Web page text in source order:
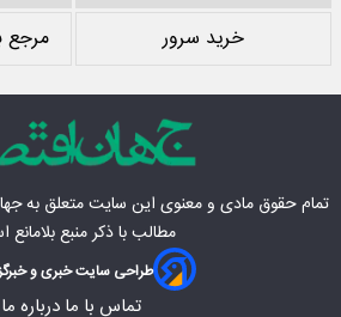
خرید سرور
مرجع
تمام حقوق مادی‌ و معنوی این سایت متعلق به
مطالب با ذکر منبع
طراحی سایت خبری و
تماس با ما درباره ما